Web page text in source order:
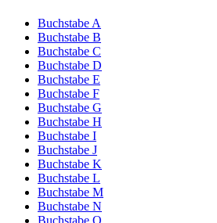
Buchstabe A
Buchstabe B
Buchstabe C
Buchstabe D
Buchstabe E
Buchstabe F
Buchstabe G
Buchstabe H
Buchstabe I
Buchstabe J
Buchstabe K
Buchstabe L
Buchstabe M
Buchstabe N
Buchstabe O